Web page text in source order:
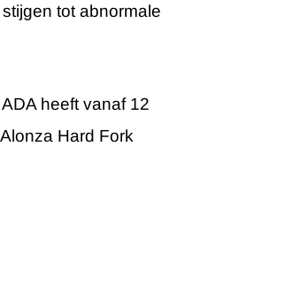
tot abnormale
heeft vanaf 12
Hard Fork